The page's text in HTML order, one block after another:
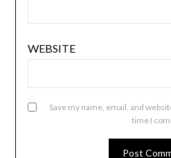
WEBSITE
Save my name, email, and
time I